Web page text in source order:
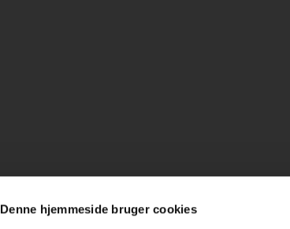
Denne hjemmeside bruger cookies